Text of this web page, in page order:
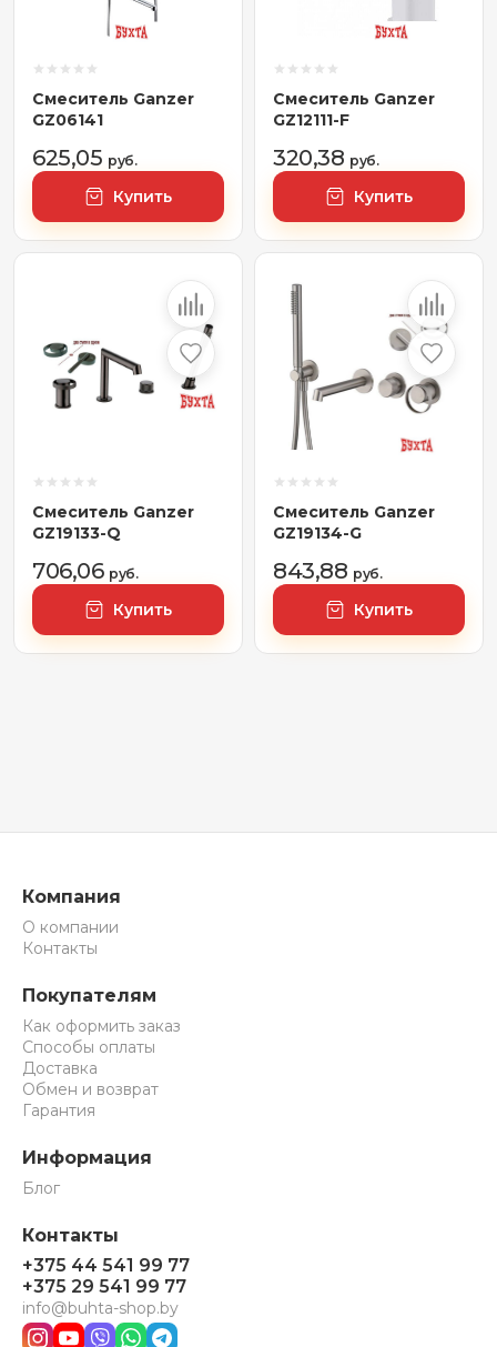
Смеситель Ganzer
GZ06141
625,05 руб.
Купить
Смеситель Ganzer
GZ12111-F
320,38 руб.
Купить
Смеситель Ganzer
GZ19133-Q
706,06 руб.
Купить
Смеситель Ganzer
GZ19134-G
843,88 руб.
Купить
Компания
О компании
Контакты
Покупателям
Как оформить заказ
Способы оплаты
Доставка
Обмен и возврат
Гарантия
Информация
Блог
Контакты
+375 44 541 99 77
+375 29 541 99 77
info@buhta-shop.by